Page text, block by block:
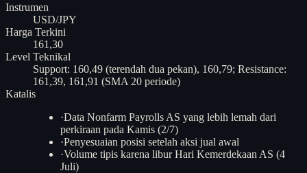
Instrumen
USD/JPY
Harga Terkini
161,30
Level Teknikal
Support: 160,49 (terendah dua pekan), 160,79; Resistance:
161,39, 161,91 (SMA 20 periode)
Katalis
·Data Nonfarm Payrolls AS yang lebih lemah dari
perkiraan pada Kamis (2/7)
·Penyesuaian posisi setelah aksi jual awal
·Volume tipis karena libur Hari Kemerdekaan AS (4
Juli)